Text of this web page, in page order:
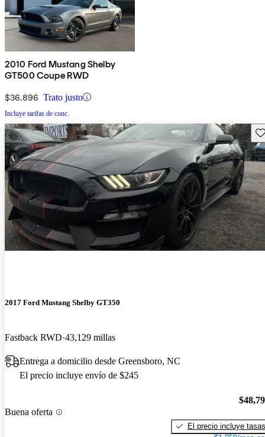
2010 Ford Mustang Shelby
GT500 Coupe RWD
$36,896 Trato justo
Incluye tarifas de conc.
2017 Ford Mustang Shelby GT350
Fastback RWD 43,129 millas
Entrega a domicilio desde Greensboro, NC
El precio incluye envío de $245
Buena oferta
El precio incluye tasas